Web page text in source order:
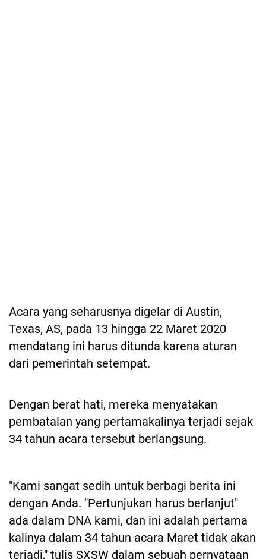
Acara yang seharusnya digelar di Austin,
Texas, AS, pada 13 hingga 22 Maret 2020
mendatang ini harus ditunda karena aturan
dari pemerintah setempat.
Dengan berat hati, mereka menyatakan
pembatalan yang pertamakalinya terjadi sejak
34 tahun acara tersebut berlangsung.
"Kami sangat sedih untuk berbagi berita ini
dengan Anda. "Pertunjukan harus berlanjut"
ada dalam DNA kami, dan ini adalah pertama
kalinya dalam 34 tahun acara Maret tidak akan
terjadi," tulis SXSW dalam sebuah pernyataan